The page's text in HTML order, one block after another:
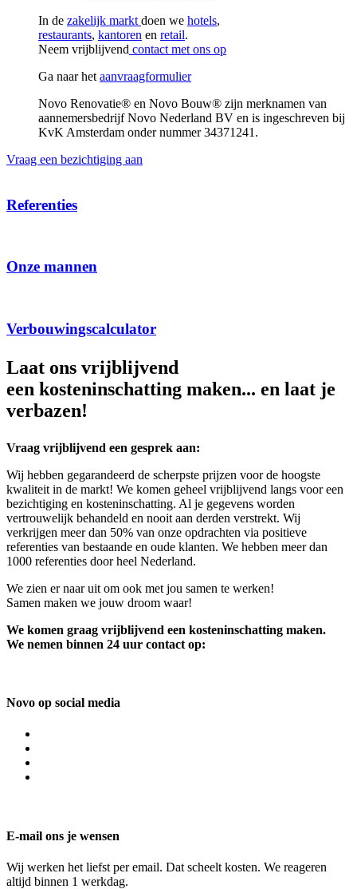
In de zakelijk markt doen we hotels,
restaurants, kantoren en retail.
Neem vrijblijvend contact met ons op
Ga naar het aanvraagformulier
Novo Renovatie® en Novo Bouw® zijn merknamen van
aannemersbedrijf Novo Nederland BV en is ingeschreven bij
KvK Amsterdam onder nummer 34371241.
Vraag een bezichtiging aan
Referenties
Onze mannen
Verbouwingscalculator
Laat ons vrijblijvend
een kosteninschatting maken... en laat je
verbazen!
Vraag vrijblijvend een gesprek aan:
Wij hebben gegarandeerd de scherpste prijzen voor de hoogste
kwaliteit in de markt! We komen geheel vrijblijvend langs voor een
bezichtiging en kosteninschatting. Al je gegevens worden
vertrouwelijk behandeld en nooit aan derden verstrekt. Wij
verkrijgen meer dan 50% van onze opdrachten via positieve
referenties van bestaande en oude klanten. We hebben meer dan
1000 referenties door heel Nederland.
We zien er naar uit om ook met jou samen te werken!
Samen maken we jouw droom waar!
We komen graag vrijblijvend een kosteninschatting maken.
We nemen binnen 24 uur contact op:
Novo op social media
E-mail ons je wensen
Wij werken het liefst per email. Dat scheelt kosten. We reageren
altijd binnen 1 werkdag.